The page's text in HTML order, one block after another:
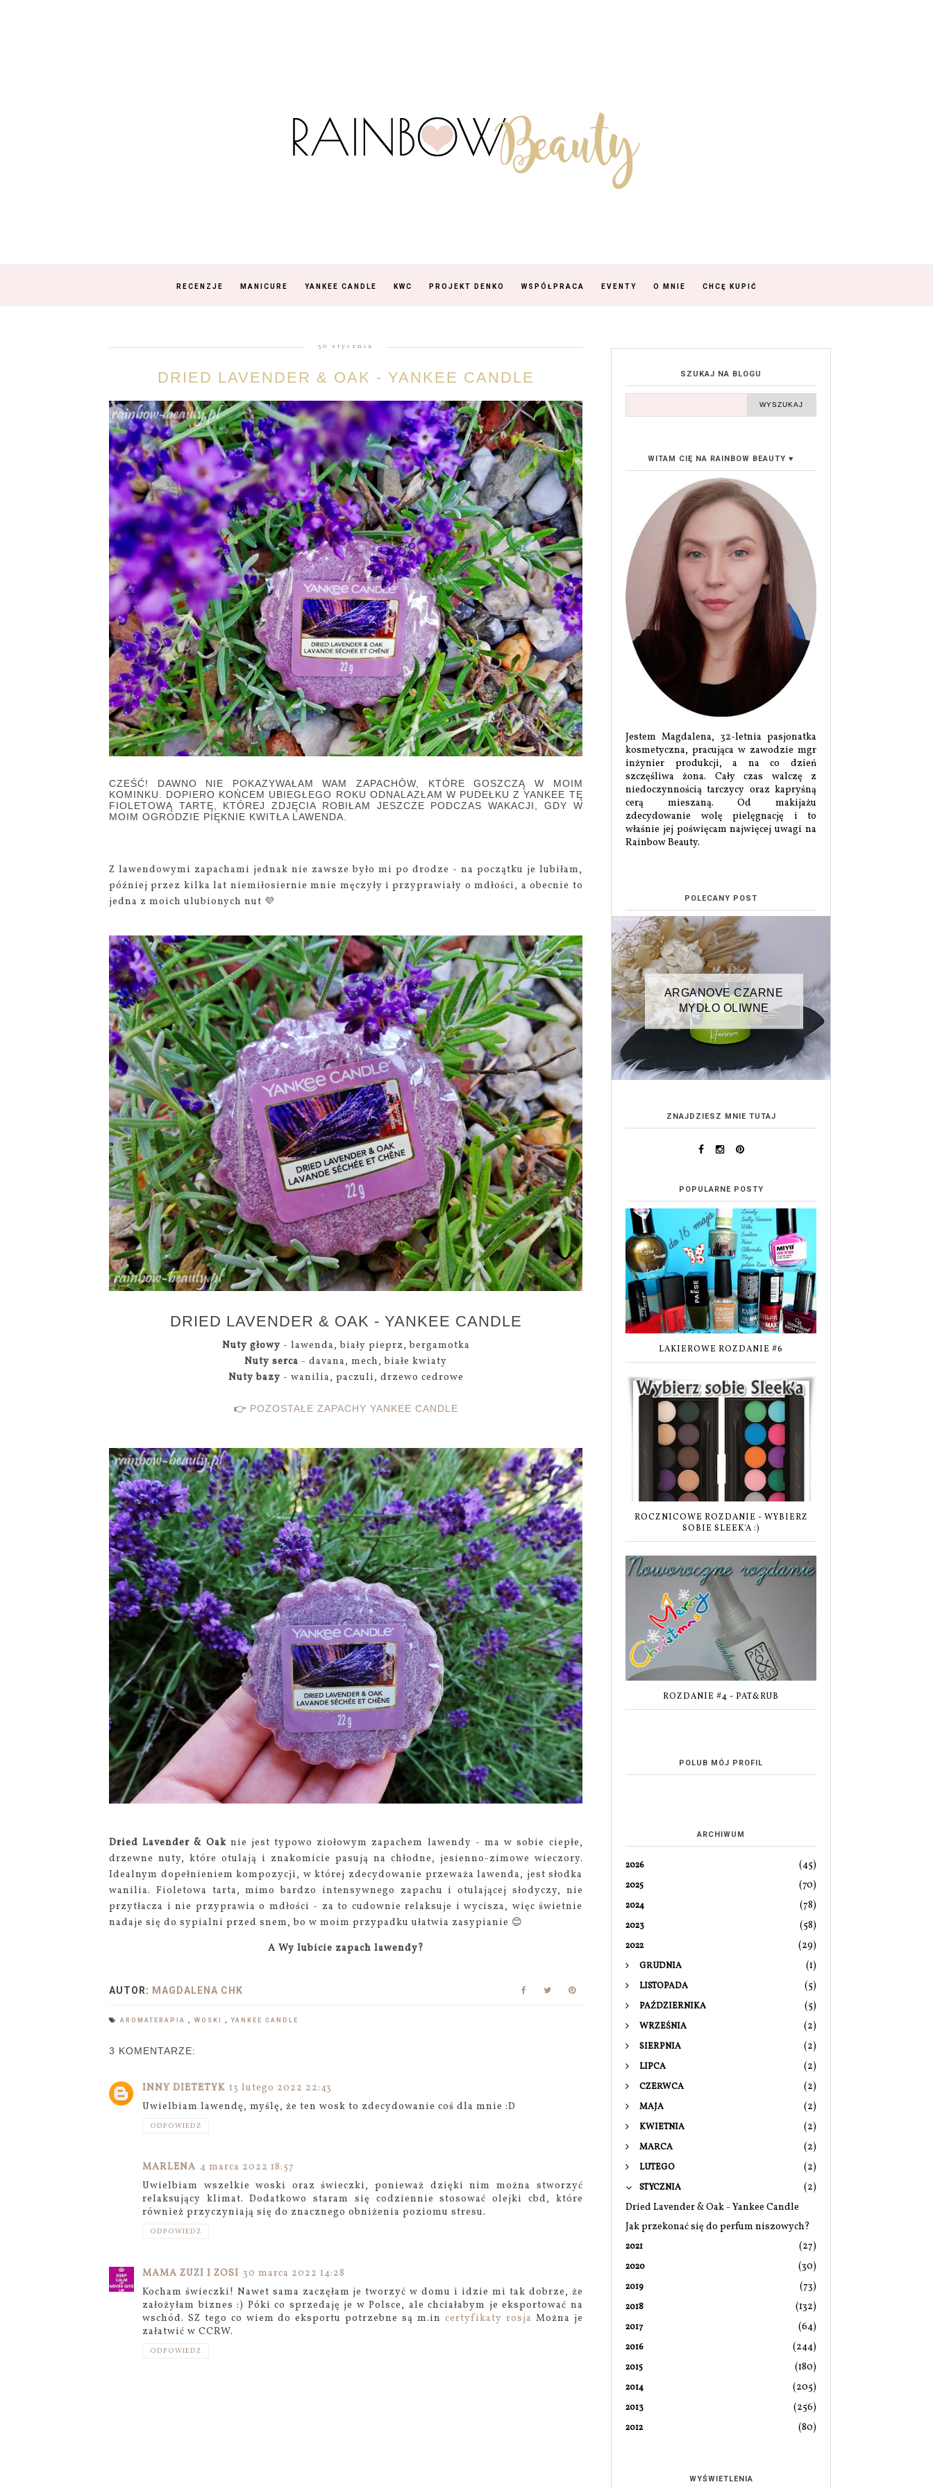
RECENZJE MANICURE YANKEE CANDLE KWC PROJEKT DENKO WSPÓŁPRACA EVENTY O MNIE CHCĘ KUPIĆ
30 stycznia
DRIED LAVENDER & OAK - YANKEE CANDLE
CZEŚĆ! DAWNO NIE POKAZYWAŁAM WAM ZAPACHÓW, KTÓRE GOSZCZĄ W MOIM
KOMINKU. DOPIERO KOŃCEM UBIEGŁEGO ROKU ODNALAZŁAM W PUDEŁKU Z YANKEE TĘ
FIOLETOWĄ TARTĘ, KTÓREJ ZDJĘCIA ROBIŁAM JESZCZE PODCZAS WAKACJI, GDY W
MOIM OGRODZIE PIĘKNIE KWITŁA LAWENDA.
Z lawendowymi zapachami jednak nie zawsze było mi po drodze - na początku je lubiłam,
później przez kilka lat niemiłosiernie mnie męczyły i przyprawiały o mdłości, a obecnie to
jedna z moich ulubionych nut 💜
DRIED LAVENDER & OAK - YANKEE CANDLE
Nuty głowy - lawenda, biały pieprz, bergamotka
Nuty serca - davana, mech, białe kwiaty
Nuty bazy - wanilia, paczuli, drzewo cedrowe
👉 POZOSTAŁE ZAPACHY YANKEE CANDLE
Dried Lavender & Oak nie jest typowo ziołowym zapachem lawendy - ma w sobie ciepłe,
drzewne nuty, które otulają i znakomicie pasują na chłodne, jesienno-zimowe wieczory.
Idealnym dopełnieniem kompozycji, w której zdecydowanie przeważa lawenda, jest słodka
wanilia. Fioletowa tarta, mimo bardzo intensywnego zapachu i otulającej słodyczy, nie
przytłacza i nie przyprawia o mdłości - za to cudownie relaksuje i wycisza, więc świetnie
nadaje się do sypialni przed snem, bo w moim przypadku ułatwia zasypianie 😊
A Wy lubicie zapach lawendy?
AUTOR: MAGDALENA CHK
AROMATERAPIA WOSKI YANKEE CANDLE
3 KOMENTARZE:
INNY DIETETYK 13 lutego 2022 22:43
Uwielbiam lawendę, myślę, że ten wosk to zdecydowanie coś dla mnie :D
ODPOWIEDZ
MARLENA 4 marca 2022 18:57
Uwielbiam wszelkie woski oraz świeczki, ponieważ dzięki nim można stworzyć
relaksujący klimat. Dodatkowo staram się codziennie stosować olejki cbd, które
również przyczyniają się do znacznego obniżenia poziomu stresu.
ODPOWIEDZ
MAMA ZUZI I ZOSI 30 marca 2022 14:28
Kocham świeczki! Nawet sama zaczęłam je tworzyć w domu i idzie mi tak dobrze, że
założyłam biznes :) Póki co sprzedaję je w Polsce, ale chciałabym je eksportować na
wschód. SZ tego co wiem do eksportu potrzebne są m.in certyfikaty rosja Można je
załatwić w CCRW.
ODPOWIEDZ
SZUKAJ NA BLOGU
WITAM CIĘ NA RAINBOW BEAUTY ♥
Jestem Magdalena, 32-letnia pasjonatka
kosmetyczna, pracująca w zawodzie mgr
inżynier produkcji, a na co dzień
szczęśliwa żona. Cały czas walczę z
niedoczynnością tarczycy oraz kapryśną
cerą mieszaną. Od makijażu
zdecydowanie wolę pielęgnację i to
właśnie jej poświęcam najwięcej uwagi na
Rainbow Beauty.
POLECANY POST
ARGANOVE CZARNE
MYDŁO OLIWNE
ZNAJDZIESZ MNIE TUTAJ
POPULARNE POSTY
LAKIEROWE ROZDANIE #6
ROCZNICOWE ROZDANIE - WYBIERZ
SOBIE SLEEK'A :)
ROZDANIE #4 - PAT&RUB
POLUB MÓJ PROFIL
ARCHIWUM
2026 (45)
2025 (70)
2024 (78)
2023 (58)
2022 (29)
GRUDNIA (1)
LISTOPADA (5)
PAŹDZIERNIKA (5)
WRZEŚNIA (2)
SIERPNIA (2)
LIPCA (2)
CZERWCA (2)
MAJA (2)
KWIETNIA (2)
MARCA (2)
LUTEGO (2)
STYCZNIA
(2)
Dried Lavender & Oak - Yankee Candle
Jak przekonać się do perfum niszowych?
2021 (27)
2020 (30)
2019 (73)
2018 (132)
2017 (64)
2016 (244)
2015 (180)
2014 (205)
2013 (256)
2012 (80)
WYŚWIETLENIA